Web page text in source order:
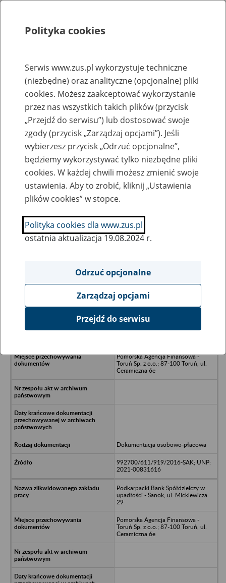
Rejestry, ewidencje i archiwa
Baza zlikwidowanych lub
przekształconych zakładów pracy
Nazwa zakładu pracy:
SZUKAJ
Ukryj wszystkie pozycje bazy
PBS IP Sp. z o.o. w likwidacji - Sanok,
Pomorska Agencja Finansowa -
Toruń Sp. z o.o.; 87-100 Toruń, ul.
Ceramiczna 6e
Dokumentacja osobowo-płacowa
992700/611/919/2016-SAK; UNP:
2021-00831616
Podkarpacki Bank Spółdzielczy w
upadłości - Sanok, ul. Mickiewicza
29
Pomorska Agencja Finansowa -
Toruń Sp. z o.o.; 87-100 Toruń, ul.
Ceramiczna 6e
Polityka cookies
Serwis www.zus.pl wykorzystuje techniczne
(niezbędne) oraz analityczne (opcjonalne) pliki
cookies. Możesz zaakceptować wykorzystanie
przez nas wszystkich takich plików (przycisk
„Przejdź do serwisu”) lub dostosować swoje
zgody (przycisk „Zarządzaj opcjami”). Jeśli
wybierzesz przycisk „Odrzuć opcjonalne”,
będziemy wykorzystywać tylko niezbędne pliki
cookies. W każdej chwili możesz zmienić swoje
ustawienia. Aby to zrobić, kliknij „Ustawienia
plików cookies” w stopce.
Polityka cookies dla www.zus.pl
ostatnia aktualizacja 19.08.2024 r.
Odrzuć opcjonalne
Zarządzaj opcjami
Przejdź do serwisu